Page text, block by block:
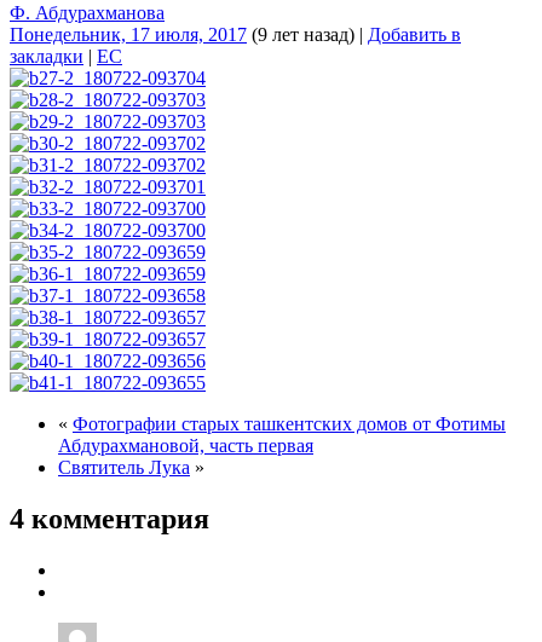
Ф. Абдурахманова
Понедельник, 17 июля, 2017 (9 лет назад) | Добавить в
закладки | EC
« Фотографии старых ташкентских домов от Фотимы
Абдурахмановой, часть первая
Святитель Лука »
4 комментария